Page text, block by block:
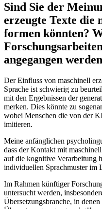
Sind Sie der
erzeugte Texte die
formen könnten?
angegangen
Der Einfluss von maschinell
Sprache ist schwierig zu
mit den Ergebnissen der
merken. Dies könnte zu
wobei Menschen die von der
imitieren.
Meine anfänglichen
dass der Kontakt mit
auf die kognitive Verarbeitung
individuellen Sprachmuster im
Im Rahmen künftiger
untersucht werden,
Übersetzungsbranche, in